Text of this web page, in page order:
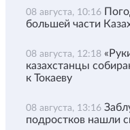
08 августа, 10:16
большей части
08 августа, 12:18
казахстанцы
к Токаеву
08 августа, 13:16
подростков нашли